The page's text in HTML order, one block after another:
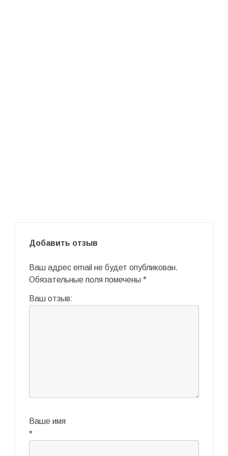
Добавить отзыв
Ваш адрес email не будет опубликован.
Обязательные поля помечены *
Ваш отзыв:
Ваше имя
*